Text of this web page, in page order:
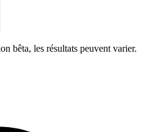
bêta, les résultats peuvent varier.